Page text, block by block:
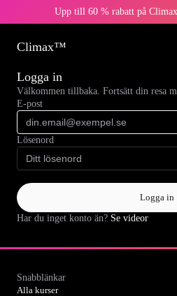
Upp till 60 % rabatt på
Climax™
Logga in
Välkommen tillbaka. Fortsätt din resa
E-post
Lösenord
Logga in
Har du inget konto än? Se videor
Snabblänkar
Alla kurser